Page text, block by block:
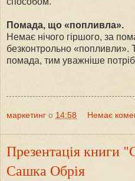
Помада, що «попливла».
Немає нічого гіршого, за
безконтрольно «попливли».
помада, тим уважніше
маркетинг о 14:58 Немає
Презентація книги
Сашка Обрія